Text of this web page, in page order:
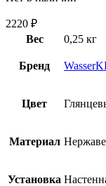
2220 ₽
Вес
0,25 кг
Бренд
Цвет
Материал
Установка